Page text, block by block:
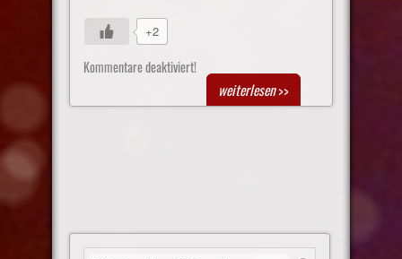
+2
Kommentare deaktiviert!
weiterlesen>>